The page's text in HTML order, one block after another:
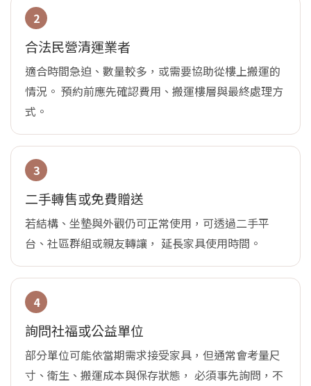
2
合法民營清運業者
適合時間急迫、數量較多，或需要協助從樓上搬運的
情況。 預約前應先確認費用、搬運樓層與最終處理方
式。
3
二手轉售或免費贈送
若結構、坐墊與外觀仍可正常使用，可透過二手平
台、社區群組或親友轉讓， 延長家具使用時間。
4
詢問社福或公益單位
部分單位可能依當期需求接受家具，但通常會考量尺
寸、衛生、搬運成本與保存狀態， 必須事先詢問，不